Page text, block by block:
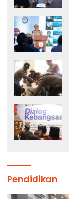
Pendidikan